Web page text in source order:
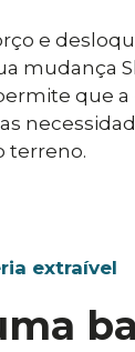
e
mudança
que a
terreno.
extraível